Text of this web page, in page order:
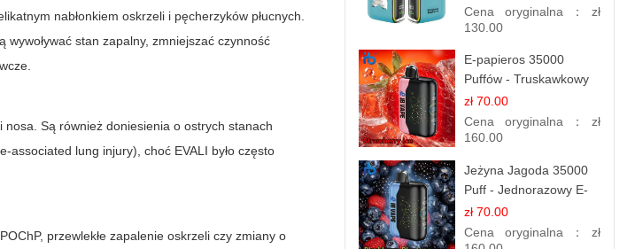
nabłonkiem oskrzeli i pęcherzyków płucnych.
stan zapalny, zmniejszać czynność
Są również doniesienia o ostrych stanach
associated lung injury), choć EVALI było często
przewlekłe zapalenie oskrzeli czy zmiany o
Leśnych Owoców
Cena oryginalna： zł
130.00
E-papieros 35000
Puffów - Truskawkowy
Lód | Orzeźwiający
Smak
zł 70.00
Cena oryginalna： zł
160.00
Jeżyna Jagoda 35000
Puff - Jednorazowy E-
papieros | Smak
Leśnych Owoców
zł 70.00
Cena oryginalna： zł